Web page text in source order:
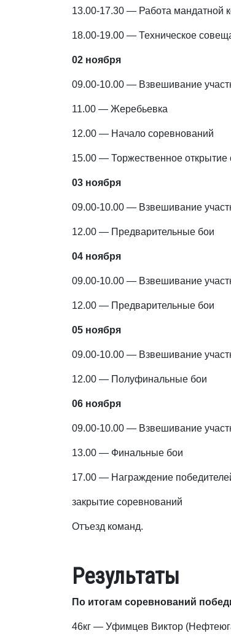
13.00-17.30 — Работа мандатной
18.00-19.00 — Техническое
02 ноября
09.00-10.00 — Взвешивание
11.00 — Жеребьевка
12.00 — Начало соревнований
15.00 — Торжественное открытие
03 ноября
09.00-10.00 — Взвешивание
12.00 — Предварительные бои
04 ноября
09.00-10.00 — Взвешивание
12.00 — Предварительные бои
05 ноября
09.00-10.00 — Взвешивание
12.00 — Полуфинальные бои
06 ноября
09.00-10.00 — Взвешивание
13.00 — Финальные бои
17.00 — Награждение
закрытие соревнований
Отъезд команд.
Результаты
По итогам соревнований
46кг — Уфимцев Виктор